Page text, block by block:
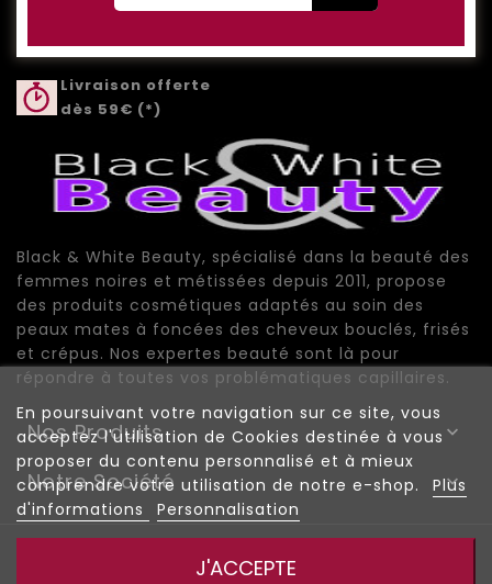
Livraison offerte
dès 59€ (*)
Black & White Beauty, spécialisé dans la beauté des
femmes noires et métissées depuis 2011, propose
des produits cosmétiques adaptés au soin des
peaux mates à foncées des cheveux bouclés, frisés
et crépus. Nos expertes beauté sont là pour
répondre à toutes vos problématiques capillaires.
Nos Produits 
Notre Société 
En poursuivant votre navigation sur ce site, vous
acceptez l'utilisation de Cookies destinée à vous
proposer du contenu personnalisé et à mieux
comprendre votre utilisation de notre e-shop.
Plus
d'informations
Personnalisation
J'ACCEPTE
Conditions de vente|Plan du site